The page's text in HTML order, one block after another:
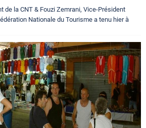
de la CNT & Fouzi Zemrani, Vice-Président
Nationale du Tourisme a tenu hier à